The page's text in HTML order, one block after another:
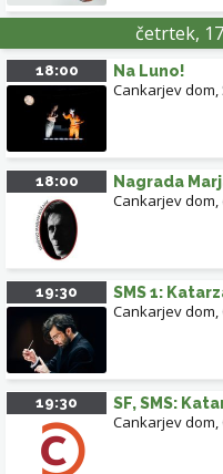
četrtek,
18:00 Na Luno!
Cankarjev
18:00 Nagrada
Cankarjev
19:30 SMS 1:
Cankarjev
19:30 SF, SMS:
Cankarjev